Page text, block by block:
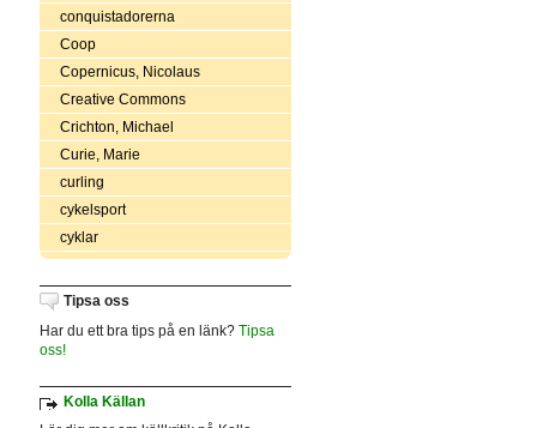
conquistadorerna
Coop
Copernicus, Nicolaus
Creative Commons
Crichton, Michael
Curie, Marie
curling
cykelsport
cyklar
Tipsa oss
Har du ett bra tips på en länk? Tipsa
oss!
Kolla Källan